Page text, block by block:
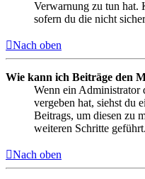
Verwarnung zu tun hat.
sofern du die nicht
Nach oben
Wie kann ich Beiträge den
Wenn ein Administrator
vergeben hat, siehst du
Beitrags, um diesen zu
weiteren Schritte geführt.
Nach oben